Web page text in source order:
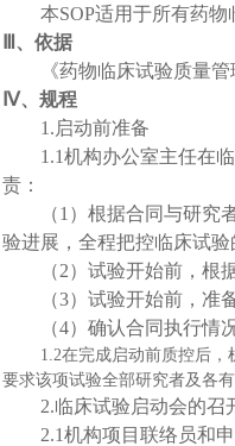
本SOP适用于所有药物
Ⅲ、依据
《药物临床试验质量
Ⅳ、规程
1. 启动前准备
1.1机构办公室主任在
责：
（1 ）根据合同与研究
验进展，全程把控临床试验
（2）试验开始前，根
（3）试验开始前，准
（4）确认合同执行情
1.2在完成启动前质控后，
要求该项试验全部研究者及各
2.临床试验启动会的召
2.1机构项目联络员和